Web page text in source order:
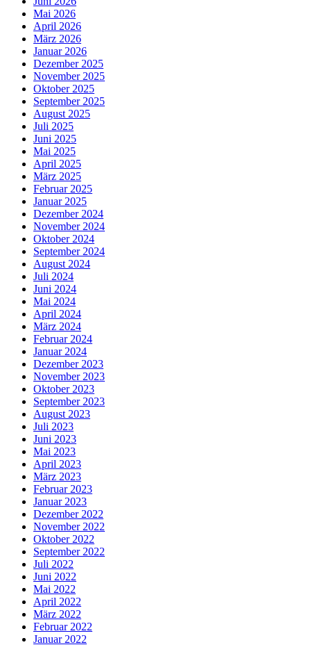
Mai 2026
April 2026
März 2026
Januar 2026
Dezember 2025
November 2025
Oktober 2025
September 2025
August 2025
Juli 2025
Juni 2025
Mai 2025
April 2025
März 2025
Februar 2025
Januar 2025
Dezember 2024
November 2024
Oktober 2024
September 2024
August 2024
Juli 2024
Juni 2024
Mai 2024
April 2024
März 2024
Februar 2024
Januar 2024
Dezember 2023
November 2023
Oktober 2023
September 2023
August 2023
Juli 2023
Juni 2023
Mai 2023
April 2023
März 2023
Februar 2023
Januar 2023
Dezember 2022
November 2022
Oktober 2022
September 2022
Juli 2022
Juni 2022
Mai 2022
April 2022
März 2022
Februar 2022
Januar 2022